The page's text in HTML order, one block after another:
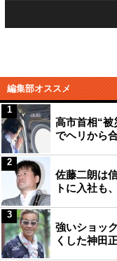
編集部オススメ
高市首相“被
でヘリから
1
佐藤二朗は
トに入社も
2
強いショッ
くした神田
3